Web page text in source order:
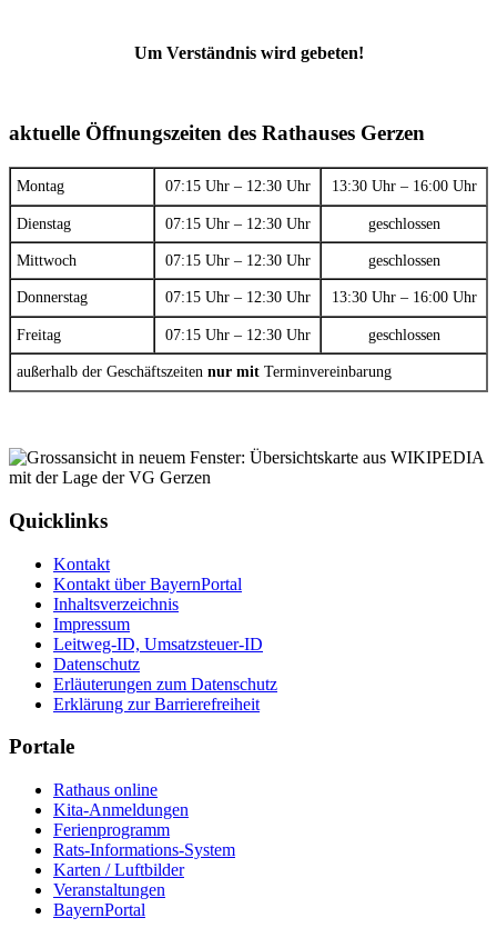
Um Verständnis wird gebeten!
aktuelle Öffnungszeiten des Rathauses Gerzen
Montag 07:15 Uhr – 12:30 Uhr 13:30 Uhr – 16:00 Uhr
Dienstag 07:15 Uhr – 12:30 Uhr geschlossen
Mittwoch 07:15 Uhr – 12:30 Uhr geschlossen
Donnerstag 07:15 Uhr – 12:30 Uhr 13:30 Uhr – 16:00 Uhr
Freitag 07:15 Uhr – 12:30 Uhr geschlossen
außerhalb der Geschäftszeiten nur mit Terminvereinbarung
Quicklinks
Kontakt
Kontakt über BayernPortal
Inhaltsverzeichnis
Impressum
Leitweg-ID, Umsatzsteuer-ID
Datenschutz
Erläuterungen zum Datenschutz
Erklärung zur Barrierefreiheit
Portale
Rathaus online
Kita-Anmeldungen
Ferienprogramm
Rats-Informations-System
Karten / Luftbilder
Veranstaltungen
BayernPortal